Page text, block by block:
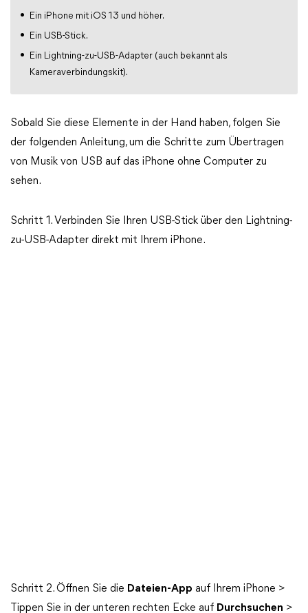
Ein iPhone mit iOS 13 und höher.
Ein USB-Stick.
Ein Lightning-zu-USB-Adapter (auch bekannt als
Kameraverbindungskit).
Sobald Sie diese Elemente in der Hand haben, folgen Sie
der folgenden Anleitung, um die Schritte zum Übertragen
von Musik von USB auf das iPhone ohne Computer zu
sehen.
Schritt 1. Verbinden Sie Ihren USB-Stick über den Lightning-
zu-USB-Adapter direkt mit Ihrem iPhone.
Schritt 2. Öffnen Sie die Dateien-App auf Ihrem iPhone >
Tippen Sie in der unteren rechten Ecke auf Durchsuchen >